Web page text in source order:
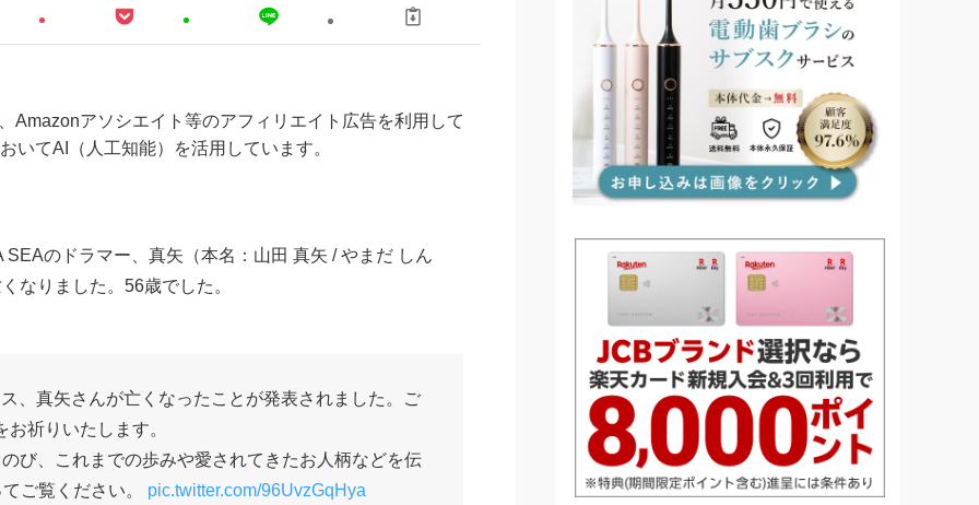
Amazonアソシエイト等のアフィリエイト広告を利用して
いてAI（人工知能）を活用しています。
のドラマー、真矢（本名：山田 真矢 / やまだ しん
なりました。56歳でした。
、真矢さんが亡くなったことが発表されました。ご
お祈りいたします。
び、これまでの歩みや愛されてきたお人柄などを伝
ご覧ください。 pic.twitter.com/96UvzGqHya